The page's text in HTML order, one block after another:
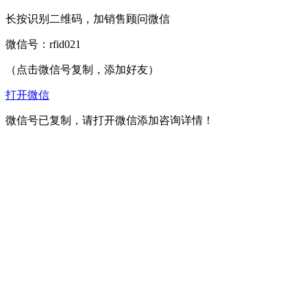
长按识别二维码，加销售顾问微信
微信号： rfid021
（点击微信号复制，添加好友）
打开微信
微信号已复制，请打开微信添加咨询详情！